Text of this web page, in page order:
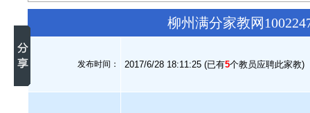
柳州满分家教网
发布时间： 2017/6/28 18:11:25 (已有5个教员应聘此家教)